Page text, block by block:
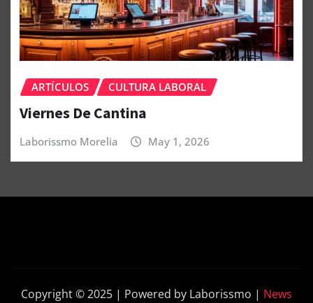
ARTÍCULOS CULTURA LABORAL
Viernes De Cantina
Laborissmo Morelia May 1, 2026
Copyright © 2025 | Powered by Laborissmo | News